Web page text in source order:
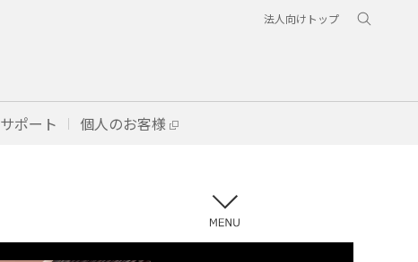
法人向けトップ
サポート 個人のお客様